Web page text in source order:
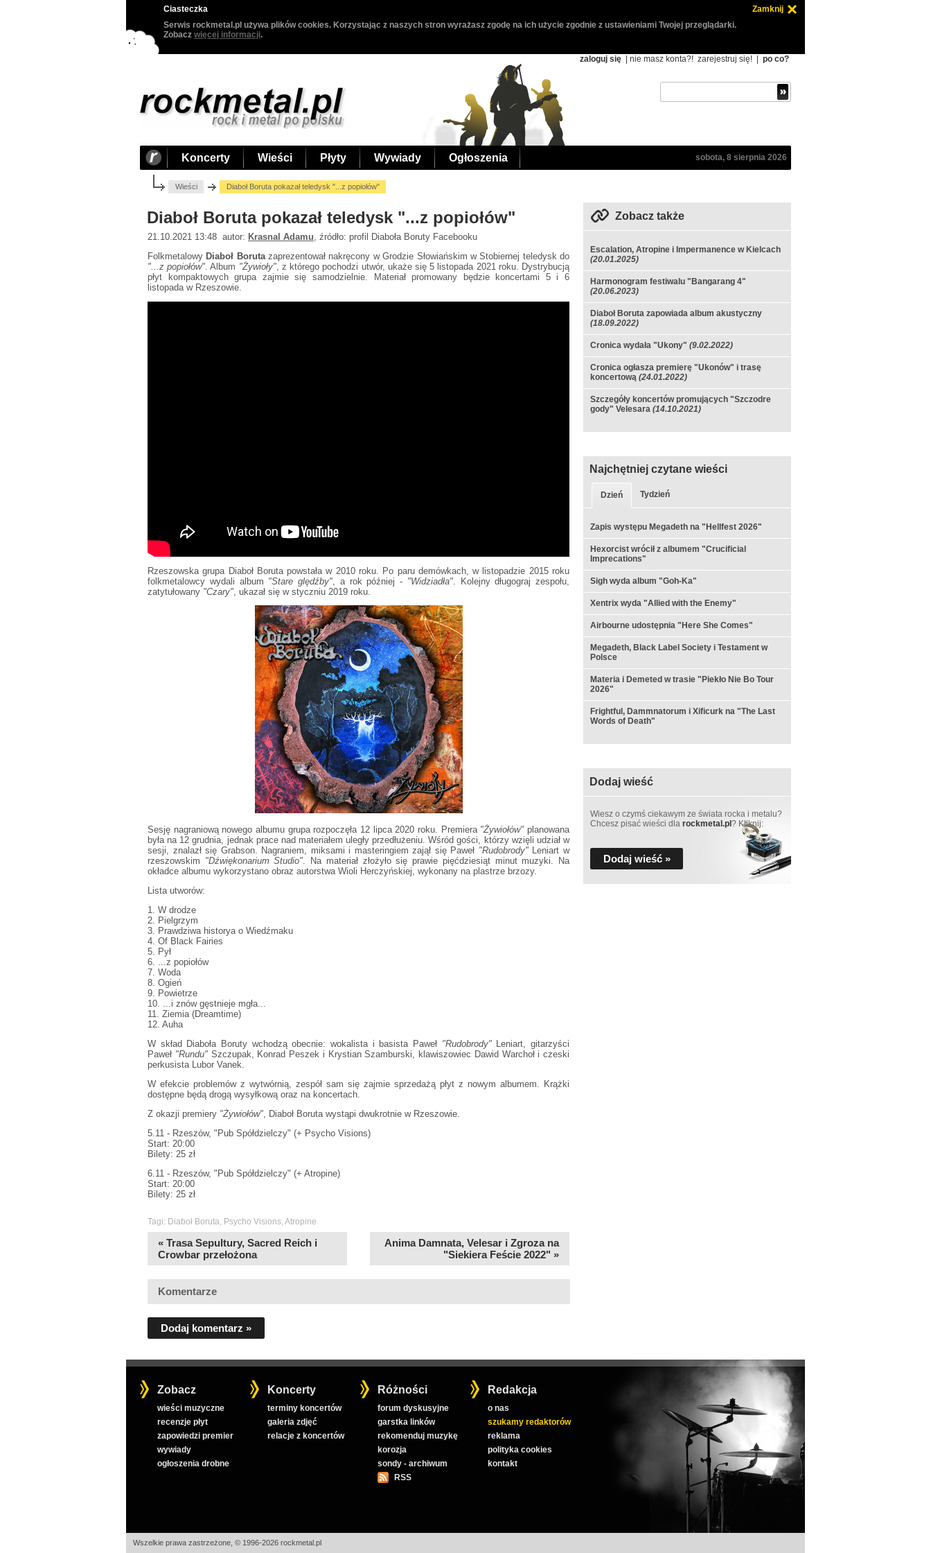
Ciasteczka
Zamknij
Serwis rockmetal.pl używa plików cookies. Korzystając z naszych stron wyrażasz zgodę na ich użycie zgodnie z ustawieniami Twojej przeglądarki.
Zobacz więcej informacji.
zaloguj się | nie masz konta?! zarejestruj się! po co?
Koncerty Wieści Płyty Wywiady Ogłoszenia sobota, 8 sierpnia 2026
Wieści Diaboł Boruta pokazał teledysk "...z popiołów"
Diaboł Boruta pokazał teledysk "...z popiołów"
21.10.2021 13:48 autor: Krasnal Adamu , źródło: profil Diaboła Boruty Facebooku
Folkmetalowy Diaboł Borutazaprezentował nakręcony w Grodzie Słowiańskim w Stobiernej teledysk do
"...z popiołów" . Album "Żywioły", z którego pochodzi utwór, ukaże się 5 listopada 2021 roku. Dystrybucją
płyt kompaktowych grupa zajmie się samodzielnie. Materiał promowany będzie koncertami 5 i 6
listopada w Rzeszowie.
Rzeszowska grupa Diaboł Boruta powstała w 2010 roku. Po paru demówkach, w listopadzie 2015 roku
folkmetalowcy wydali album "Stare ględźby" , a rok później - "Widziadła". Kolejny długograj zespołu,
zatytułowany "Czary" , ukazał się w styczniu 2019 roku.
Sesję nagraniową nowego albumu grupa rozpoczęła 12 lipca 2020 roku. Premiera "Żywiołów" planowana
była na 12 grudnia, jednak prace nad materiałem uległy przedłużeniu. Wśród gości, którzy wzięli udział w
sesji, znalazł się Grabson. Nagraniem, miksami i masteringiem zajął się Paweł "Rudobrody"Leniart w
rzeszowskim "Dźwiękonarium Studio". Na materiał złożyło się prawie pięćdziesiąt minut muzyki. Na
okładce albumu wykorzystano obraz autorstwa Wioli Herczyńskiej, wykonany na plastrze brzozy.
Lista utworów:
1. W drodze
2. Pielgrzym
3. Prawdziwa historya o Wiedźmaku
4. Of Black Fairies
5. Pył
6. ...z popiołów
7. Woda
8. Ogień
9. Powietrze
10. ...i znów gęstnieje mgła...
11. Ziemia (Dreamtime)
12. Auha
W skład Diaboła Boruty wchodzą obecnie: wokalista i basista Paweł "Rudobrody"Leniart, gitarzyści
Paweł "Rundu"Szczupak, Konrad Peszek i Krystian Szamburski, klawiszowiec Dawid Warchoł i czeski
perkusista Lubor Vanek.
W efekcie problemów z wytwórnią, zespół sam się zajmie sprzedażą płyt z nowym albumem. Krążki
dostępne będą drogą wysyłkową oraz na koncertach.
Z okazji premiery "Żywiołów", Diaboł Boruta wystąpi dwukrotnie w Rzeszowie.
5.11 - Rzeszów, "Pub Spółdzielczy" (+ Psycho Visions)
Start: 20:00
Bilety: 25 zł
6.11 - Rzeszów, "Pub Spółdzielczy" (+ Atropine)
Start: 20:00
Bilety: 25 zł
Tagi: Diaboł Boruta, Psycho Visions, Atropine
« Trasa Sepultury, Sacred Reich i
Crowbar przełożona
Anima Damnata, Velesar i Zgroza na
"Siekiera Feście 2022" »
Komentarze
Dodaj komentarz »
Zobacz także
Escalation, Atropine i Impermanence w Kielcach
(20.01.2025)
Harmonogram festiwalu "Bangarang 4"
(20.06.2023)
Diaboł Boruta zapowiada album akustyczny
(18.09.2022)
Cronica wydała "Ukony" (9.02.2022)
Cronica ogłasza premierę "Ukonów" i trasę
koncertową (24.01.2022)
Szczegóły koncertów promujących "Szczodre
gody" Velesara (14.10.2021)
Najchętniej czytane wieści
Dzień Tydzień
Zapis występu Megadeth na "Hellfest 2026"
Hexorcist wrócił z albumem "Crucificial
Imprecations"
Sigh wyda album "Goh-Ka"
Xentrix wyda "Allied with the Enemy"
Airbourne udostępnia "Here She Comes"
Megadeth, Black Label Society i Testament w
Polsce
Materia i Demeted w trasie "Piekło Nie Bo Tour
2026"
Frightful, Dammnatorum i Xificurk na "The Last
Words of Death"
Dodaj wieść
Wiesz o czymś ciekawym ze świata rocka i metalu?
Chcesz pisać wieści dla rockmetal.pl ? Kliknij:
Dodaj wieść »
Zobacz
wieści muzyczne
recenzje płyt
zapowiedzi premier
wywiady
ogłoszenia drobne
Koncerty
terminy koncertów
galeria zdjęć
relacje z koncertów
Różności
forum dyskusyjne
garstka linków
rekomenduj muzykę
korozja
sondy - archiwum
RSS
Redakcja
o nas
szukamy redaktorów
reklama
polityka cookies
kontakt
Wszelkie prawa zastrzeżone, © 1996-2026 rockmetal.pl